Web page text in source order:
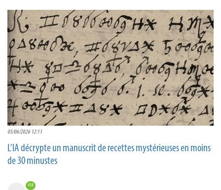
05/06/2026 12:11
L’IA décrypte un manuscrit de recettes mystérieuses en moins
de 30 minustes
458